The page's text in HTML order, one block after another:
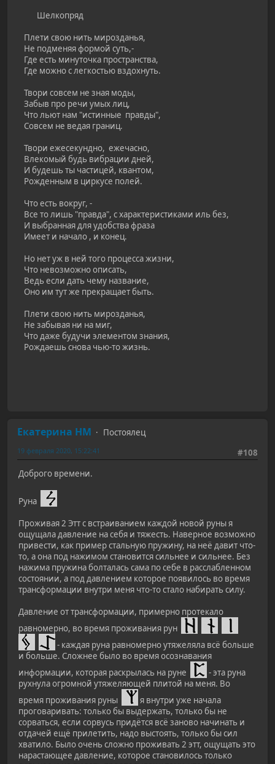
Шелкопряд
Плети свою нить мирозданья,
Не подменяя формой суть,-
Где есть минуточка пространства,
Где можно с легкостью вздохнуть.
Твори совсем не зная моды,
Забыв про речи умых лиц,
Что льют нам "истинные правды",
Совсем не ведая границ.
Твори ежесекундно, ежечасно,
Влекомый будь вибрации дней,
И будешь ты частицей, квантом,
Рожденным в циркусе полей.
Что есть вокруг, -
Все то лишь "правда", с характеристиками иль без,
И выбранная для удобства фраза
Имеет и начало , и конец.
Но нет уж в ней того процесса жизни,
Что невозможно описать,
Ведь если дать чему название,
Оно им тут же прекращает быть.
Плети свою нить мирозданья,
Не забывая ни на миг,
Что даже будучи элементом знания,
Рождаешь снова чью-то жизнь.
Екатерина НМ
Постоялец
#108
19 февраля 2020, 15:22:41
Доброго времени.
Руна
Проживая 2 Этт с встраиванием каждой новой руны я
ощущала давление на себя и тяжесть. Наверное возможно
привести, как пример стальную пружину, на неё давит что-
то, а она под нажимом становится сильнее и сильнее. Без
нажима пружина болталась сама по себе в расслабленном
состоянии, а под давлением которое появилось во время
трансформации внутри меня что-то стало набирать силу.
Давление от трансформации, примерно протекало
равномерно, во время проживания рун
- каждая руна равномерно утяжеляла всё больше
и больше. Сложнее было во время осознавания
информации, которая раскрылась на руне
- эта руна
рухнула огромной утяжеляющей плитой на меня. Во
время проживания руны
я внутри уже начала
проговаривать: только бы выдержать, только бы не
сорваться, если сорвусь придётся всё заново начинать и
отдачей ещё прилетить, надо выстоять, только бы сил
хватило. Было очень сложно проживать 2 этт, ощущать это
нарастающее давление, которое становилось только